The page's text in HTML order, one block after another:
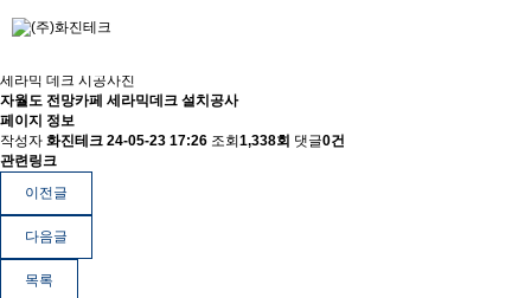
세라믹 데크 시공사진
자월도 전망카페 세라믹데크 설치공사
페이지 정보
작성자 화진테크 24-05-23 17:26 조회 1,338회 댓글0건
관련링크
이전글
다음글
목록